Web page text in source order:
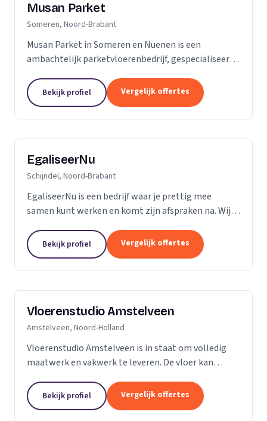
Musan Parket
Someren, Noord-Brabant
Musan Parket in Someren en Nuenen is een
ambachtelijk parketvloerenbedrijf, gespecialiseerd
het adres bij uitstek voor de renovatie van
bestaande...
Bekijk profiel Vergelijk offertes
EgaliseerNu
Schijndel, Noord-Brabant
EgaliseerNu is een bedrijf waar je prettig mee
samen kunt werken en komt zijn afspraken na. Wij
uitziet.Bekijk profiel Vergelijk offertes
Vloerenstudio Amstelveen
Amstelveen, Noord-Holland
Vloerenstudio Amstelveen is in staat om volledig
maatwerk en vakwerk te leveren. De vloer kan
om type materiaal, kleur, afmeting of uitstraling.
Geen...
Bekijk profiel Vergelijk offertes